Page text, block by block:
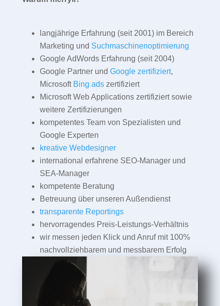
langjährige Erfahrung (seit 2001) im Bereich
Marketing und Suchmaschinenoptimierung
Google AdWords Erfahrung (seit 2004)
Google Partner und Google zertifiziert,
Microsoft Bing adszertifiziert
Microsoft Web Applications zertifiziert sowie
weitere Zertifizierungen
kompetentes Team von Spezialisten und
Google Experten
kreative Webdesigner
international erfahrene SEO-Manager und
SEA-Manager
kompetente Beratung
Betreuung über unseren Außendienst
transparente Reportings
hervorragendes Preis-Leistungs-Verhältnis
wir messen jeden Klick und Anruf mit 100%
nachvollziehbarem und messbarem Erfolg